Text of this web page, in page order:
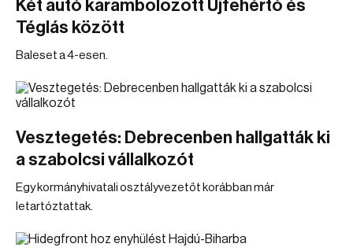
Két autó karambolozott Újfehértó és
Téglás között
Baleset a 4-esen.
Vesztegetés: Debrecenben hallgatták ki
a szabolcsi vállalkozót
Egy kormányhivatali osztályvezetőt korábban már
letartóztattak.